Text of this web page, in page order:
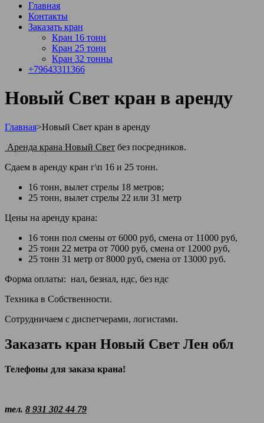
Главная
Контакты
Заказать кран
Кран 16 тонн
Кран 25 тонн
Кран 32 тонны
+79643311366
Новый Свет кран в аренду
Главная>Новый Свет кран в аренду
Аренда крана Новый Свет без посредников.
Сдаем в аренду кран г\п 16 и 25 тонн.
16 тонн, вылет стрелы 18 метров;
25 тонн, вылет стрелы 22 или 31 метр
Цены на аренду крана:
16 тонн пол смены от 6000 руб, смена от 11000 руб,
25 тонн 22 метра от 7000 руб, смена от 12000 руб,
25 тонн 31 метр от 8000 руб, смена от 13000 руб.
Форма оплаты: нал, безнал, ндс, без ндс
Техника в Собственности.
Сотрудничаем с диспетчерами, логистами.
Заказать кран Новый Свет Лен обл
Телефоны для заказа крана!
тел. 8 931 302 44 79